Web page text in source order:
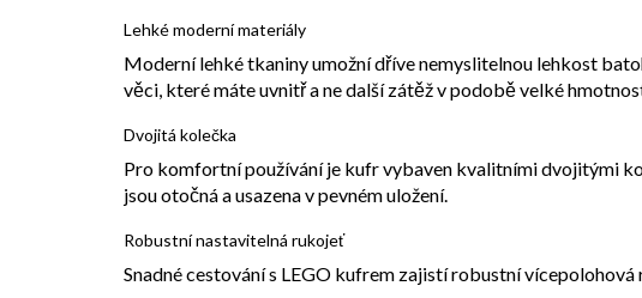
Lehké moderní materiály
Moderní lehké tkaniny umožní dříve nemyslitelnou lehkost
věci, které máte uvnitř a ne další zátěž v podobě velké
Dvojitá kolečka
Pro komfortní používání je kufr vybaven kvalitními dvojitými
jsou otočná a usazena v pevném uložení.
Robustní nastavitelná rukojeť
Snadné cestování s LEGO kufrem zajistí robustní vícepolohová